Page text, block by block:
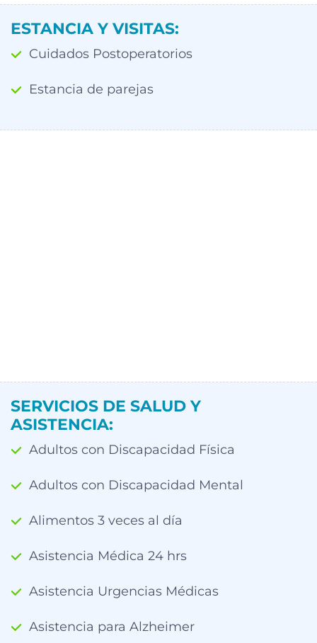
ESTANCIA Y VISITAS:
Cuidados Postoperatorios
Estancia de parejas
SERVICIOS DE SALUD Y
ASISTENCIA:
Adultos con Discapacidad Física
Adultos con Discapacidad Mental
Alimentos 3 veces al día
Asistencia Médica 24 hrs
Asistencia Urgencias Médicas
Asistencia para Alzheimer